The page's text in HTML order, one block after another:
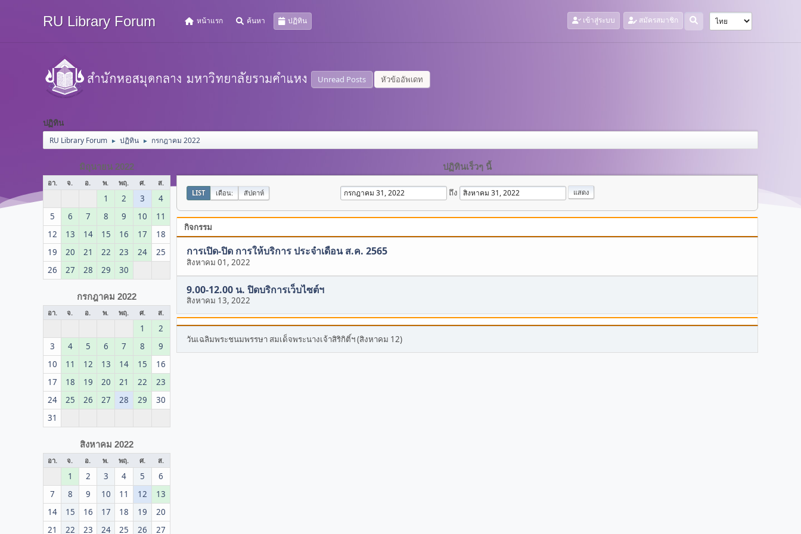
RU Library Forum หน้าแรก ค้นหา ปฏิทิน เข้าสู่ระบบ สมัครสมาชิก
Unread Posts หัวข้ออัพเดท
ปฏิทิน
RU Library Forum ► ปฏิทิน ► กรกฎาคม 2022
มิถุนายน 2022
อา. จ. อ. พ. พฤ. ศ. ส.
1 2 3
4
5
6 7 8 9 10
11
12
13 14 15 16 17
18
19
20 21 22 23 24
25
26
27 28 29 30
กรกฎาคม 2022
อา. จ. อ. พ. พฤ. ศ. ส.
1
2
3
4 5 6 7 8
9
10
11 12 13 14 15
16
17
18 19 20 21 22
23
24
25 26 27 28 29
30
31
สิงหาคม 2022
อา. จ. อ. พ. พฤ. ศ. ส.
1 2 3 4 5
6
7
8 9 10 11 12
13
14
15 16 17 18 19
20
21
22 23 24 25 26 27
ปฏิทินเร็วๆ นี้
LIST เดือน: สัปดาห์ ถึง
กิจกรรม
การเปิด-ปิด การให้บริการ ประจำเดือน ส.ค. 2565
สิงหาคม 01, 2022
9.00-12.00 น. ปิดบริการเว็บไซต์ฯ
สิงหาคม 13, 2022
วันเฉลิมพระชนมพรรษา สมเด็จพระนางเจ้าสิริกิติ์ฯ (สิงหาคม 12)